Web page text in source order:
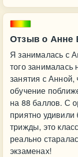
Отзыв о Анне
Я занималась с
того занималась
занятия с
обучение
на 88 баллов. С
приятно
трижды, это
реально
экзаменах!